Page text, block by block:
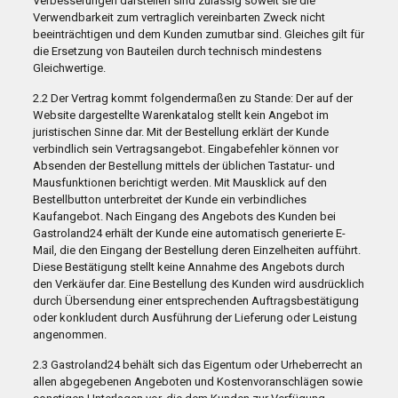
Verwendbarkeit zum vertraglich vereinbarten Zweck nicht
beeinträchtigen und dem Kunden zumutbar sind. Gleiches gilt für
die Ersetzung von Bauteilen durch technisch mindestens
Gleichwertige.
2.2 Der Vertrag kommt folgendermaßen zu Stande: Der auf der
Website dargestellte Warenkatalog stellt kein Angebot im
juristischen Sinne dar. Mit der Bestellung erklärt der Kunde
verbindlich sein Vertragsangebot. Eingabefehler können vor
Absenden der Bestellung mittels der üblichen Tastatur- und
Mausfunktionen berichtigt werden. Mit Mausklick auf den
Bestellbutton unterbreitet der Kunde ein verbindliches
Kaufangebot. Nach Eingang des Angebots des Kunden bei
Gastroland24 erhält der Kunde eine automatisch generierte E-
Mail, die den Eingang der Bestellung deren Einzelheiten aufführt.
Diese Bestätigung stellt keine Annahme des Angebots durch
den Verkäufer dar. Eine Bestellung des Kunden wird ausdrücklich
durch Übersendung einer entsprechenden Auftragsbestätigung
oder konkludent durch Ausführung der Lieferung oder Leistung
angenommen.
2.3 Gastroland24 behält sich das Eigentum oder Urheberrecht an
allen abgegebenen Angeboten und Kostenvoranschlägen sowie